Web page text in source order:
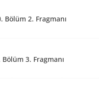
Bölüm 2. Fragmanı
3. Fragmanı